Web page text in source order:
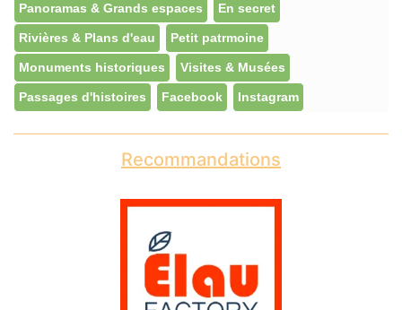
Panoramas & Grands espaces En secret
Rivières & Plans d'eau Petit patrmoine
Monuments historiques Visites & Musées
Passages d'histoires Facebook Instagram
Recommandations